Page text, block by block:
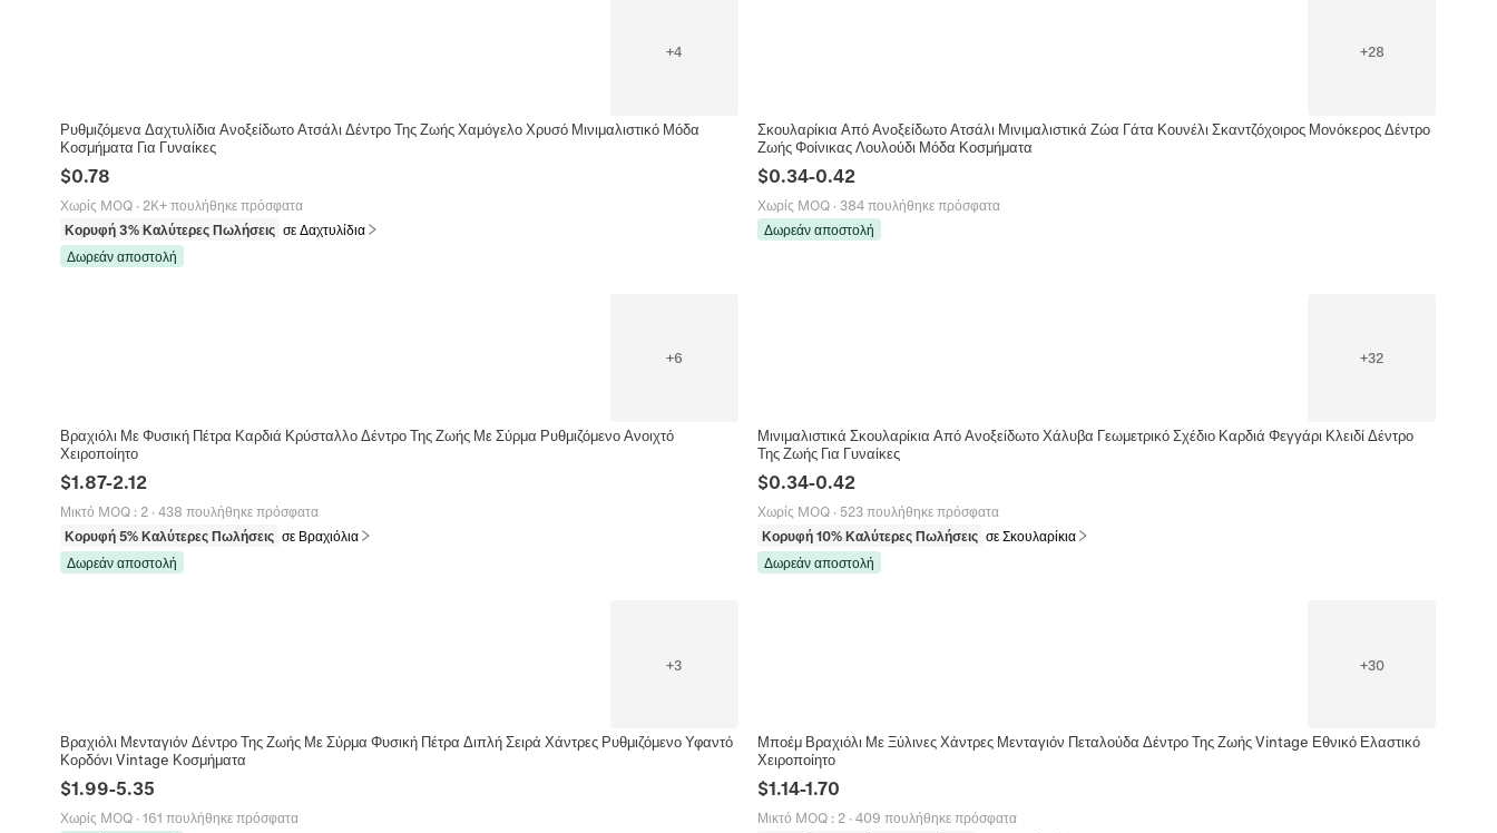
+4
Ρυθμιζόμενα Δαχτυλίδια Ανοξείδωτο Ατσάλι Δέντρο Της Ζωής Χαμόγελο Χρυσό Μινιμαλιστικό Μόδα
Κοσμήματα Για Γυναίκες
$0.78
Χωρίς MOQ· 2K+ πουλήθηκε πρόσφατα
Κορυφή 3% Καλύτερες Πωλήσεις σε Δαχτυλίδια
Δωρεάν αποστολή
+28
Σκουλαρίκια Από Ανοξείδωτο Ατσάλι Μινιμαλιστικά Ζώα Γάτα Κουνέλι Σκαντζόχοιρος Μονόκερος Δέντρο
Ζωής Φοίνικας Λουλούδι Μόδα Κοσμήματα
$0.34-0.42
Χωρίς MOQ · 384 πουλήθηκε πρόσφατα
Δωρεάν αποστολή
+6
Βραχιόλι Με Φυσική Πέτρα Καρδιά Κρύσταλλο Δέντρο Της Ζωής Με Σύρμα Ρυθμιζόμενο Ανοιχτό
Χειροποίητο
$1.87-2.12
Μικτό MOQ: 2· 438 πουλήθηκε πρόσφατα
Κορυφή 5% Καλύτερες Πωλήσεις σε Βραχιόλια
Δωρεάν αποστολή
+32
Μινιμαλιστικά Σκουλαρίκια Από Ανοξείδωτο Χάλυβα Γεωμετρικό Σχέδιο Καρδιά Φεγγάρι Κλειδί Δέντρο
Της Ζωής Για Γυναίκες
$0.34-0.42
Χωρίς MOQ · 523 πουλήθηκε πρόσφατα
Κορυφή 10% Καλύτερες Πωλήσεις σε Σκουλαρίκια
Δωρεάν αποστολή
+3
Βραχιόλι Μενταγιόν Δέντρο Της Ζωής Με Σύρμα Φυσική Πέτρα Διπλή Σειρά Χάντρες Ρυθμιζόμενο Υφαντό
Κορδόνι Vintage Κοσμήματα
$1.99-5.35
Χωρίς MOQ· 161 πουλήθηκε πρόσφατα
+30
Μποέμ Βραχιόλι Με Ξύλινες Χάντρες Μενταγιόν Πεταλούδα Δέντρο Της Ζωής Vintage Εθνικό Ελαστικό
Χειροποίητο
$1.14-1.70
Μικτό MOQ : 2 · 409 πουλήθηκε πρόσφατα